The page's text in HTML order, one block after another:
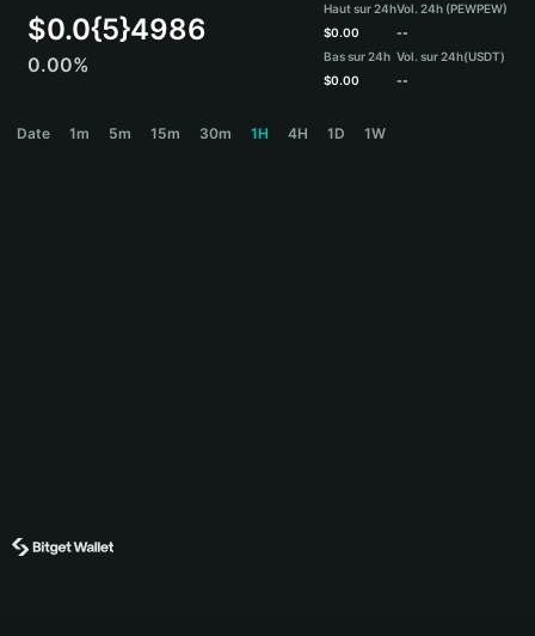
Español
Português (Brasil)
$0.0{5}4986
0.00%
Haut sur 24h
$0.00
Bas sur 24h
$0.00
Vol. 24h (PEWPEW)
--
Vol. sur 24h(USDT)
--
Date 1m 5m 15m 30m 1H 4H 1D 1W